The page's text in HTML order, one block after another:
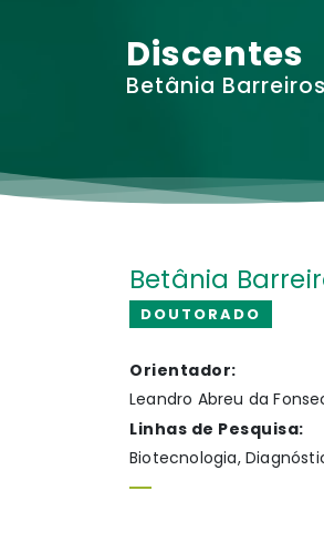
Discentes
Betânia
Betânia
DOUTORADO
Orientador:
Leandro Abreu da
Linhas de Pesquisa:
Biotecnologia,